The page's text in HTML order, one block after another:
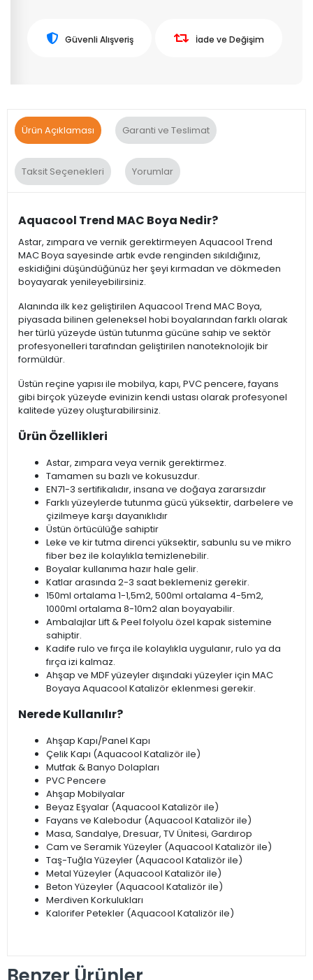
Güvenli Alışveriş İade ve Değişim
Ürün Açıklaması Garanti ve Teslimat
Taksit Seçenekleri Yorumlar
Aquacool Trend MAC Boya Nedir?
Astar, zımpara ve vernik gerektirmeyen Aquacool Trend
MAC Boya sayesinde artık evde renginden sıkıldığınız,
eskidiğini düşündüğünüz her şeyi kırmadan ve dökmeden
boyayarak yenileyebilirsiniz.
Alanında ilk kez geliştirilen Aquacool Trend MAC Boya,
piyasada bilinen geleneksel hobi boyalarından farklı olarak
her türlü yüzeyde üstün tutunma gücüne sahip ve sektör
profesyonelleri tarafından geliştirilen nanoteknolojik bir
formüldür.
Üstün reçine yapısı ile mobilya, kapı, PVC pencere, fayans
gibi birçok yüzeyde evinizin kendi ustası olarak profesyonel
kalitede yüzey oluşturabilirsiniz.
Ürün Özellikleri
Astar, zımpara veya vernik gerektirmez.
Tamamen su bazlı ve kokusuzdur.
EN71-3 sertifikalıdır, insana ve doğaya zararsızdır
Farklı yüzeylerde tutunma gücü yüksektir, darbelere ve
çizilmeye karşı dayanıklıdır
Üstün örtücülüğe sahiptir
Leke ve kir tutma direnci yüksektir, sabunlu su ve mikro
fiber bez ile kolaylıkla temizlenebilir.
Boyalar kullanıma hazır hale gelir.
Katlar arasında 2-3 saat beklemeniz gerekir.
150ml ortalama 1-1,5m2, 500ml ortalama 4-5m2,
1000ml ortalama 8-10m2 alan boyayabilir.
Ambalajlar Lift & Peel folyolu özel kapak sistemine
sahiptir.
Kadife rulo ve fırça ile kolaylıkla uygulanır, rulo ya da
fırça izi kalmaz.
Ahşap ve MDF yüzeyler dışındaki yüzeyler için MAC
Boyaya Aquacool Katalizör eklenmesi gerekir.
Nerede Kullanılır?
Ahşap Kapı/Panel Kapı
Çelik Kapı (Aquacool Katalizör ile)
Mutfak & Banyo Dolapları
PVC Pencere
Ahşap Mobilyalar
Beyaz Eşyalar (Aquacool Katalizör ile)
Fayans ve Kalebodur (Aquacool Katalizör ile)
Masa, Sandalye, Dresuar, TV Ünitesi, Gardırop
Cam ve Seramik Yüzeyler (Aquacool Katalizör ile)
Taş-Tuğla Yüzeyler (Aquacool Katalizör ile)
Metal Yüzeyler (Aquacool Katalizör ile)
Beton Yüzeyler (Aquacool Katalizör ile)
Merdiven Korkulukları
Kalorifer Petekler (Aquacool Katalizör ile)